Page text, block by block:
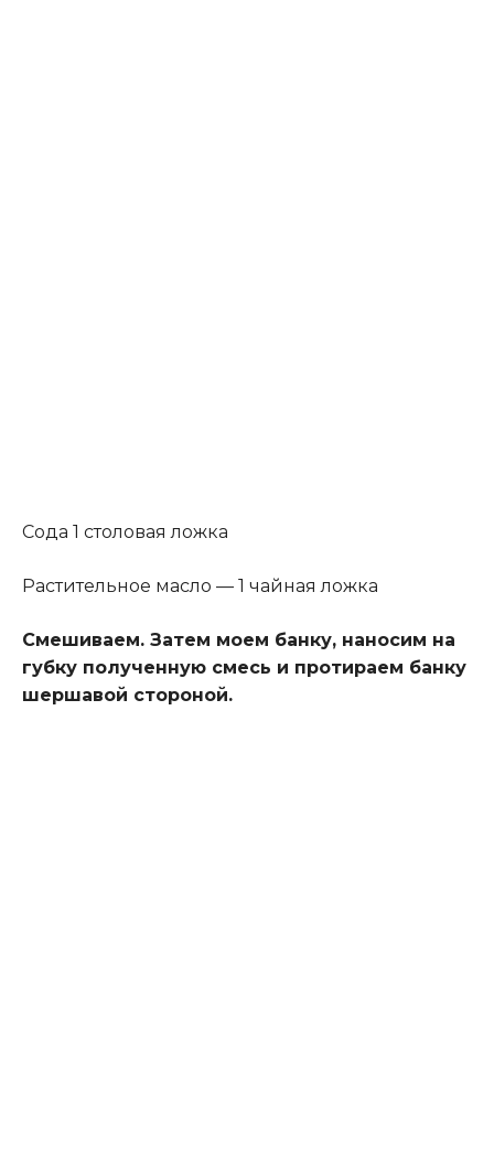
Сода 1 столовая ложка
Растительное масло — 1 чайная ложка
Смешиваем. Затем моем банку, наносим на
губку полученную смесь и протираем банку
шершавой стороной.